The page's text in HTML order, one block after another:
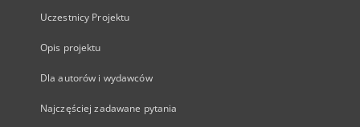
Uczestnicy Projektu
Opis projektu
Dla autorów i wydawców
Najczęściej zadawane pytania